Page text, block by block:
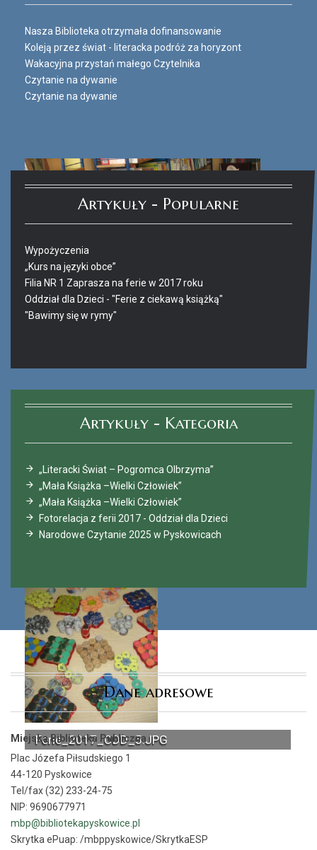
Ferie_2017_ODD_12.JPG
Ferie_2017_ODD_13.JPG
Ferie_2017_ODD_5.JPG
Nasza Biblioteka otrzymała dofinansowanie
Koleją przez świat - literacka podróż za horyzont
Wakacyjna przystań małego Czytelnika
Czytanie na dywanie
Czytanie na dywanie
Artykuły - Popularne
Wypożyczenia
„Kurs na języki obce”
Filia NR 1 Zaprasza na ferie w 2017 roku
Oddział dla Dzieci - "Ferie z ciekawą książką"
"Bawimy się w rymy"
Artykuły - Kategoria
„Literacki Świat – Pogromca Olbrzyma”
„Mała Książka –Wielki Człowiek”
„Mała Książka –Wielki Człowiek”
Fotorelacja z ferii 2017 - Oddział dla Dzieci
Narodowe Czytanie 2025 w Pyskowicach
Dane adresowe
Miejska Biblioteka Publiczna
Plac Józefa Piłsudskiego 1
44-120 Pyskowice
Tel/fax (32) 233-24-75
NIP: 9690677971
mbp@bibliotekapyskowice.pl
Skrytka ePuap: /mbppyskowice/SkrytkaESP